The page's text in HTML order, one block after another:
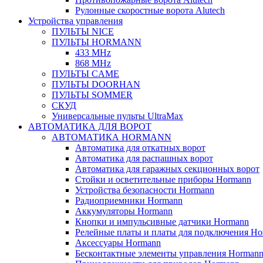
Рулонные скоростные ворота Alutech
Устройства управления
ПУЛЬТЫ NICE
ПУЛЬТЫ HORMANN
433 MHz
868 MHz
ПУЛЬТЫ CAME
ПУЛЬТЫ DOORHAN
ПУЛЬТЫ SOMMER
СКУД
Универсальные пульты UltraMax
АВТОМАТИКА ДЛЯ ВОРОТ
АВТОМАТИКА HORMANN
Автоматика для откатных ворот
Автоматика для распашных ворот
Автоматика для гаражных секционных ворот
Стойки и осветительные приборы Hormann
Устройства безопасности Hormann
Радиоприемники Hormann
Аккумуляторы Hormann
Кнопки и импульсивные датчики Hormann
Релейные платы и платы для подключения
Аксессуары Hormann
Бесконтактные элементы управления Hormann